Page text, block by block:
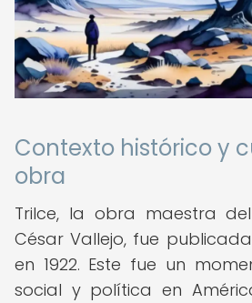
Contexto histórico y
obra
Trilce, la obra maestra
César Vallejo, fue
en 1922. Este fue un
social y política en